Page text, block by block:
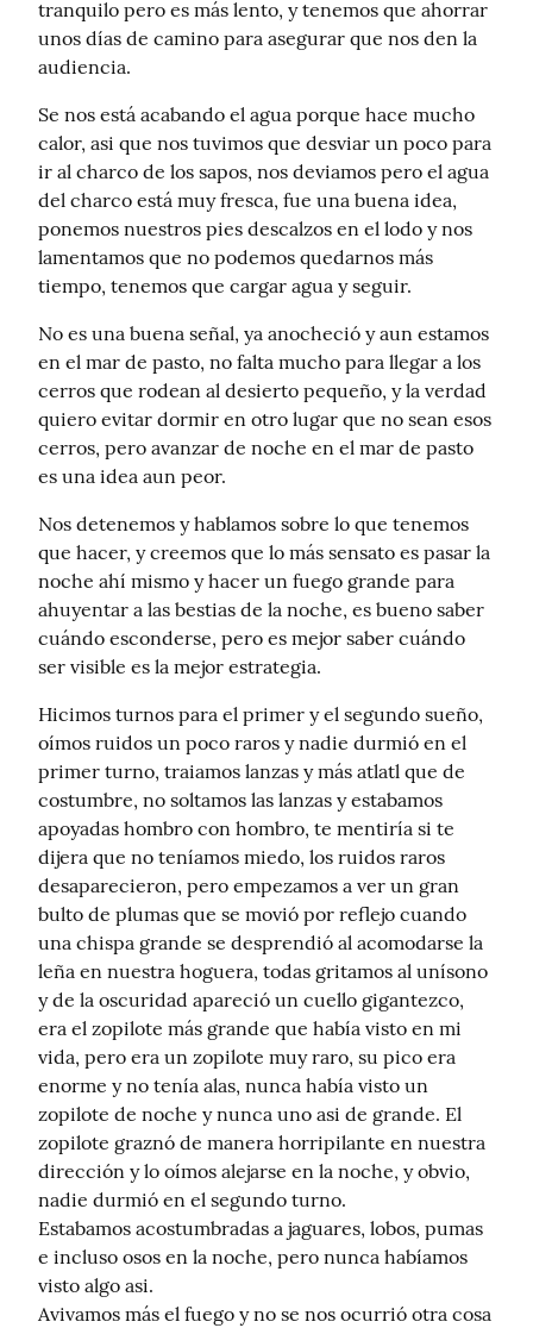
tranquilo pero es más lento, y tenemos que ahorrar
unos días de camino para asegurar que nos den la
audiencia.
Se nos está acabando el agua porque hace mucho
calor, asi que nos tuvimos que desviar un poco para
ir al charco de los sapos, nos deviamos pero el agua
del charco está muy fresca, fue una buena idea,
ponemos nuestros pies descalzos en el lodo y nos
lamentamos que no podemos quedarnos más
tiempo, tenemos que cargar agua y seguir.
No es una buena señal, ya anocheció y aun estamos
en el mar de pasto, no falta mucho para llegar a los
cerros que rodean al desierto pequeño, y la verdad
quiero evitar dormir en otro lugar que no sean esos
cerros, pero avanzar de noche en el mar de pasto
es una idea aun peor.
Nos detenemos y hablamos sobre lo que tenemos
que hacer, y creemos que lo más sensato es pasar la
noche ahí mismo y hacer un fuego grande para
ahuyentar a las bestias de la noche, es bueno saber
cuándo esconderse, pero es mejor saber cuándo
ser visible es la mejor estrategia.
Hicimos turnos para el primer y el segundo sueño,
oímos ruidos un poco raros y nadie durmió en el
primer turno, traiamos lanzas y más atlatl que de
costumbre, no soltamos las lanzas y estabamos
apoyadas hombro con hombro, te mentiría si te
dijera que no teníamos miedo, los ruidos raros
desaparecieron, pero empezamos a ver un gran
bulto de plumas que se movió por reflejo cuando
una chispa grande se desprendió al acomodarse la
leña en nuestra hoguera, todas gritamos al unísono
y de la oscuridad apareció un cuello gigantezco,
era el zopilote más grande que había visto en mi
vida, pero era un zopilote muy raro, su pico era
enorme y no tenía alas, nunca había visto un
zopilote de noche y nunca uno asi de grande. El
zopilote graznó de manera horripilante en nuestra
dirección y lo oímos alejarse en la noche, y obvio,
nadie durmió en el segundo turno.
Estabamos acostumbradas a jaguares, lobos, pumas
e incluso osos en la noche, pero nunca habíamos
visto algo asi.
Avivamos más el fuego y no se nos ocurrió otra cosa